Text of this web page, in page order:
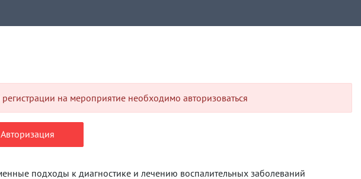
на мероприятие необходимо авторизоваться
Авторизация
подходы к диагностике и лечению воспалительных заболеваний